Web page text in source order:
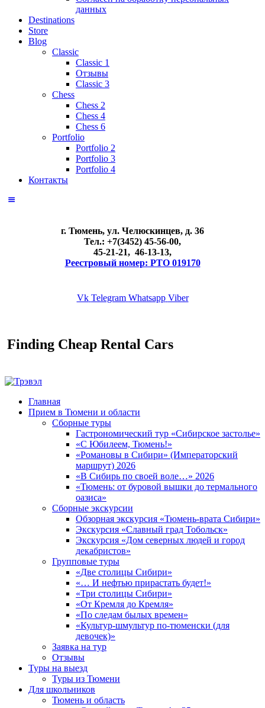
данных
Destinations
Store
Blog
Classic
Classic 1
Отзывы
Classic 3
Chess
Chess 2
Chess 4
Chess 6
Portfolio
Portfolio 2
Portfolio 3
Portfolio 4
Контакты
г. Тюмень, ул. Челюскинцев, д. 36
Тел.: +7(3452) 45-56-00,
45-21-21, 46-13-13,
Реестровый номер: РТО 019170
Vk Telegram Whatsapp Viber
Finding Cheap Rental Cars
Главная
Прием в Тюмени и области
Сборные туры
Гастрономический тур «Сибирское застолье»
«С Юбилеем, Тюмень!»
«Романовы в Сибири» (Императорский
маршрут) 2026
«В Сибирь по своей воле…» 2026
«Тюмень: от буровой вышки до термального
оазиса»
Сборные экскурсии
Обзорная экскурсия «Тюмень-врата Сибири»
Экскурсия «Славный град Тобольск»
Экскурсия «Дом северных людей и город
декабристов»
Групповые туры
«Две столицы Сибири»
«… И нефтью прирастать будет!»
«Три столицы Сибири»
«От Кремля до Кремля»
«По следам былых времен»
«Культур-шмультур по-тюменски (для
девочек)»
Заявка на тур
Отзывы
Туры на выезд
Туры из Тюмени
Для школьников
Тюмень и область